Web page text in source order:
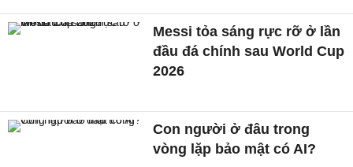
Messi tỏa sáng rực rỡ ở lần
đầu đá chính sau World Cup
2026
Con người ở đâu trong
vòng lặp bảo mật có AI?